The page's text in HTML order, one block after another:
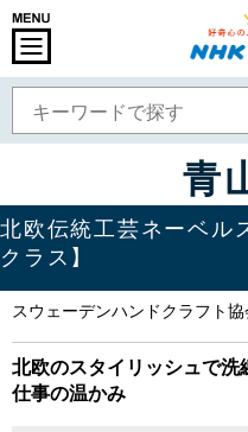
青
北欧伝統工芸ネーベ
クラス】
スウェーデンハンドクラフ
北欧のスタイリッシュで
仕事の温かみ